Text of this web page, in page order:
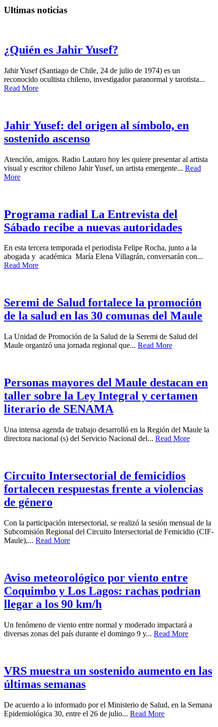
Ultimas noticias
¿Quién es Jahir Yusef?
Jahir Yusef (Santiago de Chile, 24 de julio de 1974) es un
reconocido ocultista chileno, investigador paranormal y tarotista...
Read More
Jahir Yusef: del origen al símbolo, en
sostenido ascenso
Atención, amigos. Radio Lautaro hoy les quiere presentar al artista
visual y escritor chileno Jahir Yusef, un artista emergente... Read
More
Programa radial La Entrevista del
Sábado recibe a nuevas autoridades
En esta tercera temporada el periodista Felipe Rocha, junto a la
abogada y académica María Elena Villagrán, conversarán con...
Read More
Seremi de Salud fortalece la promoción
de la salud en las 30 comunas del Maule
La Unidad de Promoción de la Salud de la Seremi de Salud del
Maule organizó una jornada regional que... Read More
Personas mayores del Maule destacan en
taller sobre la Ley Integral y certamen
literario de SENAMA
Una intensa agenda de trabajo desarrolló en la Región del Maule la
directora nacional (s) del Servicio Nacional del... Read More
Circuito Intersectorial de femicidios
fortalecen respuestas frente a violencias
de género
Con la participación intersectorial, se realizó la sesión mensual de la
Subcomisión Regional del Circuito Intersectorial de Femicidio (CIF-
Maule),... Read More
Aviso meteorológico por viento entre
Coquimbo y Los Lagos: rachas podrían
llegar a los 90 km/h
Un fenómeno de viento entre normal y moderado impactará a
diversas zonas del país durante el domingo 9 y... Read More
VRS muestra un sostenido aumento en las
últimas semanas
De acuerdo a lo informado por el Ministerio de Salud, en la Semana
Epidemiológica 30, entre el 26 de julio... Read More